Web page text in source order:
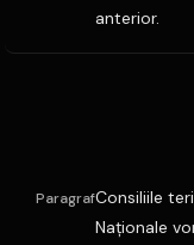
anterior.
ParagrafConsiliile
Naţionale